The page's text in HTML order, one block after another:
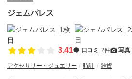
ジェムパレス
3.41 口コミ 2件 写真
アクセサリー・ジュエリー 時計 雑貨